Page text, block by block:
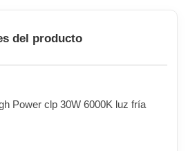
del producto
Power clp 30W 6000K luz fría